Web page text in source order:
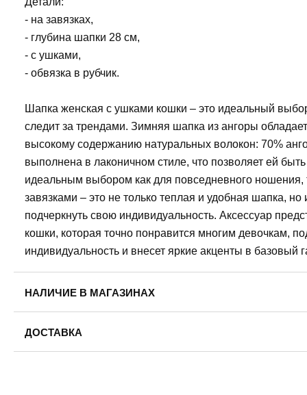
- на завязках,
- глубина шапки 28 см,
- с ушками,
- обвязка в рубчик.
Шапка женская с ушками кошки – это идеальный
следит за трендами. Зимняя шапка из ангоры
высокому содержанию натуральных волокон: 70%
выполнена в лаконичном стиле, что позволяет ей
идеальным выбором как для повседневного
завязками – это не только теплая и удобная шапка,
подчеркнуть свою индивидуальность. Аксессуар
кошки, которая точно понравится многим девочкам,
индивидуальность и внесет яркие акценты в базовый
НАЛИЧИЕ В МАГАЗИНАХ
ДОСТАВКА
Пермь — бесплатно